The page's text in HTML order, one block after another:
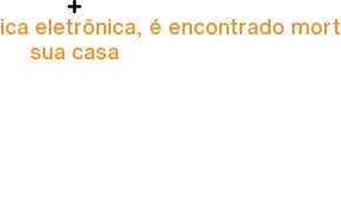
eletrônica, é encontrado
sua casa